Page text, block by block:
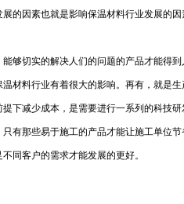
的因素也就是影响保温材料行业发展的
够切实的解决人们的问题的产品才能得
材料行业有着很大的影响。再有，就是
下减少成本，是需要进行一系列的科技
有那些易于施工的产品才能让施工单位
同客户的需求才能发展的更好。